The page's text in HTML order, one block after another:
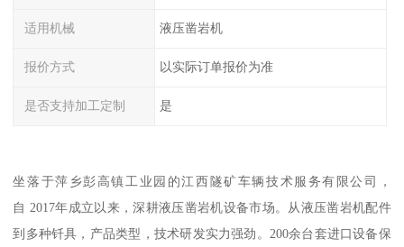
适用机械 液压凿岩机
报价方式 以实际订单报价为准
是否支持加工定制 是
坐落于萍乡彭高镇工业园的江西隧矿车辆技术服务有限公司，
自 2017年成立以来，深耕液压凿岩机设备市场。从液压凿岩机配件
到多种钎具，产品类型，技术研发实力强劲。200余台套进口设备保